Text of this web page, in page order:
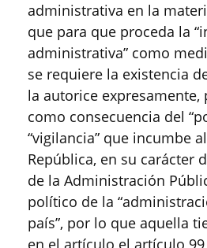
administrativa en la
que para que proceda la
administrativa” como
se requiere la existencia
la autorice expresamente,
como consecuencia del
“vigilancia” que incumbe
República, en su carácter
de la Administración
político de la
país”, por lo que aquella
en el artículo el artículo